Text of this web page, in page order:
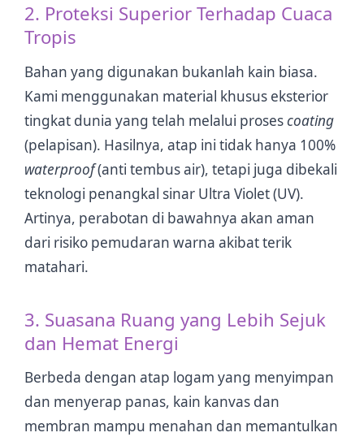
2. Proteksi Superior Terhadap Cuaca
Tropis
Bahan yang digunakan bukanlah kain biasa.
Kami menggunakan material khusus eksterior
tingkat dunia yang telah melalui prosescoating
(pelapisan). Hasilnya, atap ini tidak hanya 100%
waterproof(anti tembus air), tetapi juga dibekali
teknologi penangkal sinar Ultra Violet (UV).
Artinya, perabotan di bawahnya akan aman
dari risiko pemudaran warna akibat terik
matahari.
3. Suasana Ruang yang Lebih Sejuk
dan Hemat Energi
Berbeda dengan atap logam yang menyimpan
dan menyerap panas, kain kanvas dan
membran mampu menahan dan memantulkan